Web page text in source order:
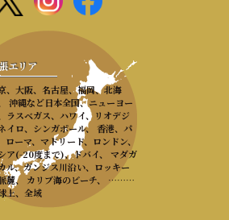
エリア
、大阪、名古屋、福岡、北海
沖縄など日本全国、ニューヨー
ラスベガス、ハワイ、リオデジ
イロ、シンガポール、 香港、パ
ローマ、マドリード、ロンドン、
ア(-20度まで)、ドバイ、 マダガ
ル、ガンジス川沿い、ロッキー
麓、 カリブ海のビーチ、 ………
上、全域